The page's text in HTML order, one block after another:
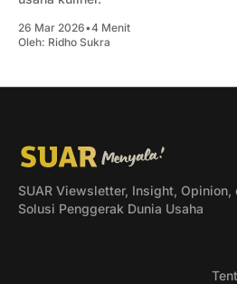
26 Mar 2026•4 Menit
Oleh: Ridho Sukra
SUAR Viewsletter, Insight,
Solusi Penggerak Dunia Usaha